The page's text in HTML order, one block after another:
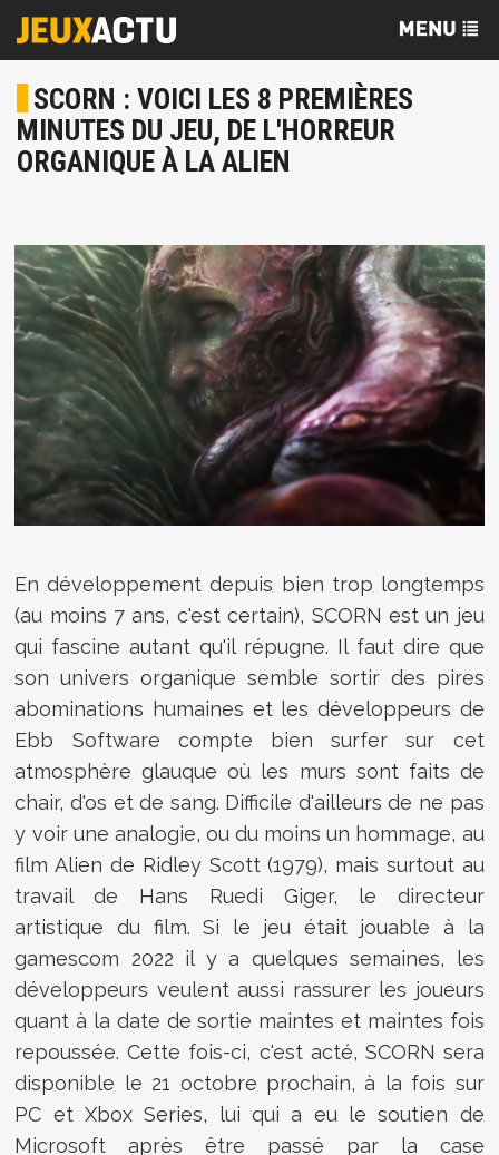
SCORN : VOICI LES 8 PREMIÈRES
MINUTES DU JEU, DE L'HORREUR
ORGANIQUE À LA ALIEN
En développement depuis bien trop longtemps
(au moins 7 ans, c'est certain), SCORN est un jeu
qui fascine autant qu'il répugne. Il faut dire que
son univers organique semble sortir des pires
abominations humaines et les développeurs de
Ebb Software compte bien surfer sur cet
atmosphère glauque où les murs sont faits de
chair, d'os et de sang. Difficile d'ailleurs de ne pas
y voir une analogie, ou du moins un hommage, au
film Alien de Ridley Scott (1979), mais surtout au
travail de Hans Ruedi Giger, le directeur
artistique du film. Si le jeu était jouable à la
gamescom 2022 il y a quelques semaines, les
développeurs veulent aussi rassurer les joueurs
quant à la date de sortie maintes et maintes fois
repoussée. Cette fois-ci, c'est acté, SCORN sera
disponible le 21 octobre prochain, à la fois sur
PC et Xbox Series, lui qui a eu le soutien de
Microsoft après être passé par la case